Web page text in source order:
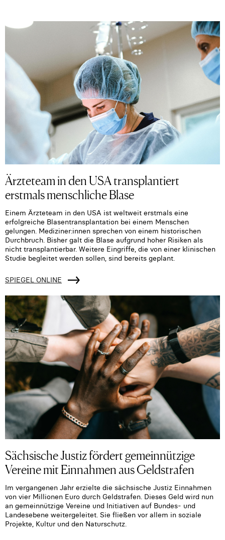
Ärzteteam in den USA transplantiert
erstmals menschliche Blase
Einem Ärzteteam in den USA ist weltweit erstmals eine
erfolgreiche Blasentransplantation bei einem Menschen
gelungen. Mediziner:innen sprechen von einem historischen
Durchbruch. Bisher galt die Blase aufgrund hoher Risiken als
nicht transplantierbar. Weitere Eingriffe, die von einer klinischen
Studie begleitet werden sollen, sind bereits geplant.
SPIEGEL ONLINE
Sächsische Justiz fördert gemeinnützige
Vereine mit Einnahmen aus Geldstrafen
Im vergangenen Jahr erzielte die sächsische Justiz Einnahmen
von vier Millionen Euro durch Geldstrafen. Dieses Geld wird nun
an gemeinnützige Vereine und Initiativen auf Bundes- und
Landesebene weitergeleitet. Sie fließen vor allem in soziale
Projekte, Kultur und den Naturschutz.